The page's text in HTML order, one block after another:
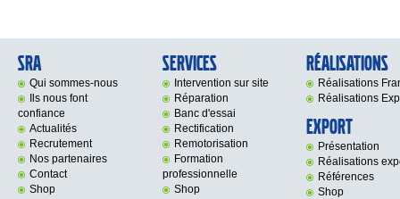
SRA
Qui sommes-nous
Ils nous font
confiance
Actualités
Recrutement
Nos partenaires
Contact
Shop
Services
Intervention sur site
Réparation
Banc d'essai
Rectification
Remotorisation
Formation
professionnelle
Shop
Réalisations
Réalisations
Réalisations
Export
Présentation
Réalisations
Références
Shop